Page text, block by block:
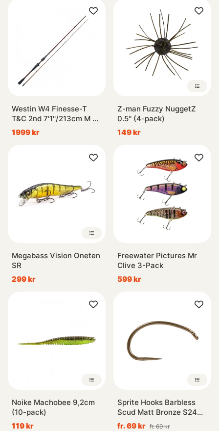
Westin W4 Finesse-T
T&C 2nd 7'1''/213cm M 7-
21g 2sec
1999 kr
Z-man Fuzzy NuggetZ
0.5'' (4-pack)
149 kr
Megabass Vision Oneten
SR
299 kr
Freewater Pictures Mr
Clive 3-Pack
599 kr
Noike Machobee 9,2cm
(10-pack)
119 kr
Sprite Hooks Barbless
Scud Matt Bronze S2499
25-pack
fr. 69 kr fr. 69 kr